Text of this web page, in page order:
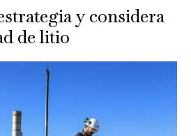
y considera
de litio